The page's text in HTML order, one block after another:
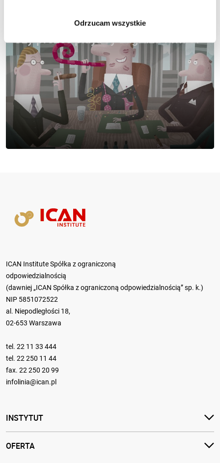
Odrzucam wszystkie
Czy prezes playboy zagraża firmie?
ICAN Institute Spółka z ograniczoną
odpowiedzialnością
(dawniej „ICAN Spółka z ograniczoną odpowiedzialnością” sp. k.)
NIP 5851072522
al. Niepodległości 18,
02-653 Warszawa
tel. 22 11 33 444
tel. 22 250 11 44
fax. 22 250 20 99
infolinia@ican.pl
INSTYTUT
OFERTA